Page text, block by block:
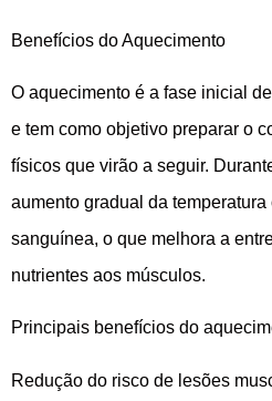
Benefícios do Aquecimento
O aquecimento é a fase inicial
e tem como objetivo preparar o
físicos que virão a seguir.
aumento gradual da
sanguínea, o que melhora a
nutrientes aos músculos.
Principais benefícios do
Redução do risco de lesões